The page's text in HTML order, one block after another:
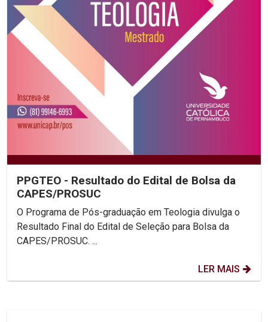
PPGTEO - Resultado do Edital de Bolsa da
CAPES/PROSUC
O Programa de Pós-graduação em Teologia divulga o
Resultado Final do Edital de Seleção para Bolsa da
CAPES/PROSUC. ...
LER MAIS